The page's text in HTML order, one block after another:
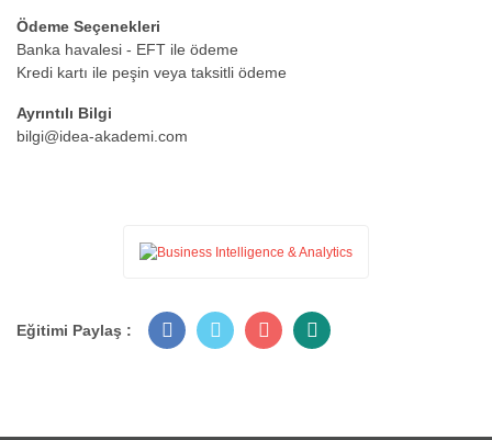
Ödeme Seçenekleri
Banka havalesi - EFT ile ödeme
Kredi kartı ile peşin veya taksitli ödeme
Ayrıntılı Bilgi
bilgi@idea-akademi.com
Eğitimi Paylaş :